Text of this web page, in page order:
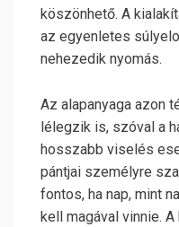
köszönhető. A
az egyenletes
nehezedik nyomás.
Az alapanyaga azon
lélegzik is, szóval a
hosszabb viselés
pántjai személyre
fontos, ha nap, mint
kell magával vinnie.